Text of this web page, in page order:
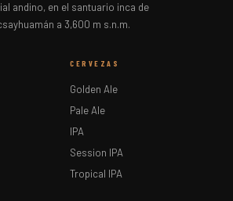
andino, en el santuario inca de
a 3,600 m s.n.m.
CERVEZAS
Golden Ale
Pale Ale
IPA
Session IPA
Tropical IPA